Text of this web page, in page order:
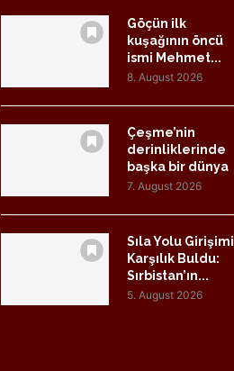
Göçün ilk
kuşağının öncü
ismi Mehmet...
8. August 2026
Çeşme’nin
derinliklerinde
başka bir dünya
7. August 2026
Sıla Yolu Girişimi
Karşılık Buldu:
Sırbistan’ın...
5. August 2026